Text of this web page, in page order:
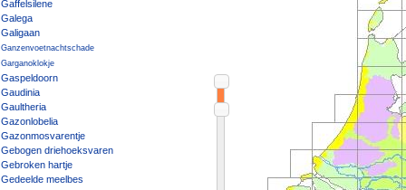
Gaffelsilene
Galega
Galigaan
Ganzenvoetnachtschade
Garganoklokje
Gaspeldoorn
Gaudinia
Gaultheria
Gazonlobelia
Gazonmosvarentje
Gebogen driehoeksvaren
Gebroken hartje
Gedeelde meelbes